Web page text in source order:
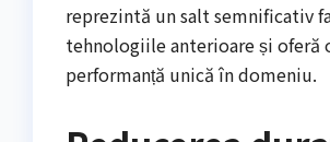
reprezintă un salt semnificativ
tehnologiile anterioare și oferă
performanță unică în domeniu.